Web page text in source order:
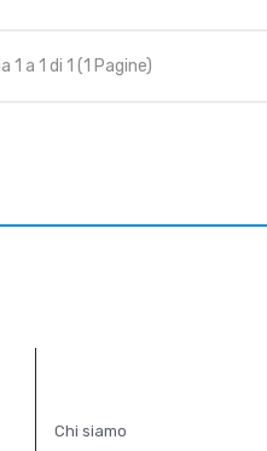
1 a 1 di 1 (1 Pagine)
Chi siamo